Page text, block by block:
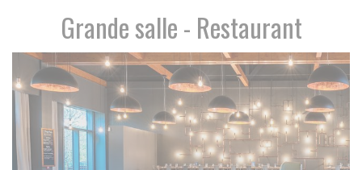
Grande salle - Restaurant